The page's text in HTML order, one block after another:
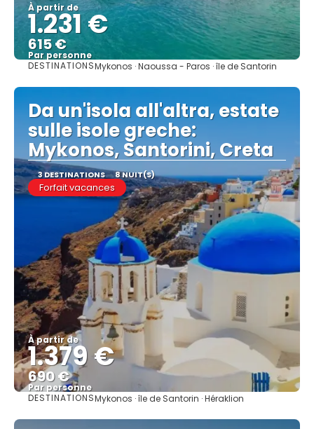
À partir de
1.231 €
615 €
Par personne
Afficher
DESTINATIONSMykonos · Naoussa - Paros · île de Santorin
Da un'isola all'altra, estate
sulle isole greche:
Mykonos, Santorini, Creta
3 DESTINATIONS 8 NUIT(S)
Forfait vacances
À partir de
1.379 €
690 €
Par personne
Afficher
DESTINATIONSMykonos · île de Santorin · Héraklion